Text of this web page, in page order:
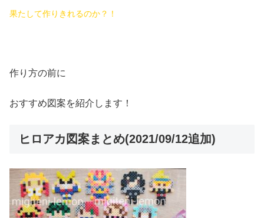
果たして作りきれるのか？！
作り方の前に
おすすめ図案を紹介します！
ヒロアカ図案まとめ(2021/09/12追加)